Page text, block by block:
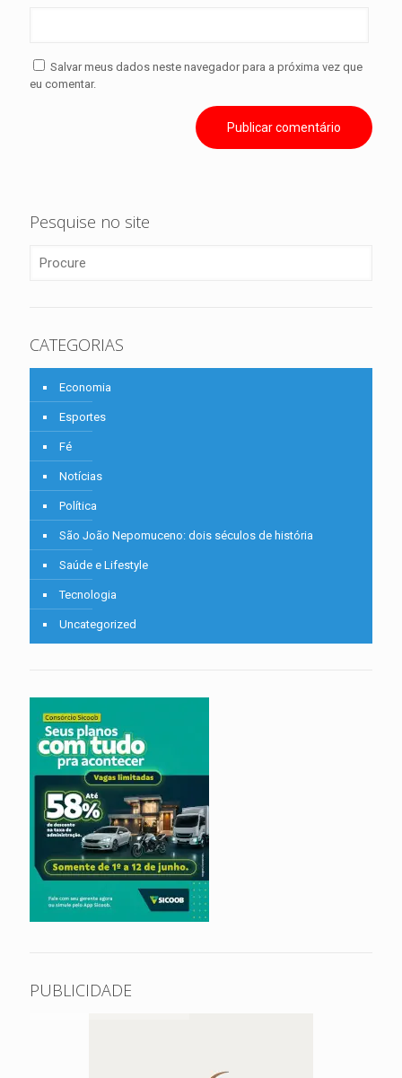
Salvar meus dados neste navegador para a próxima vez que
eu comentar.
Pesquise no site
CATEGORIAS
Economia
Esportes
Fé
Notícias
Política
São João Nepomuceno: dois séculos de história
Saúde e Lifestyle
Tecnologia
Uncategorized
PUBLICIDADE